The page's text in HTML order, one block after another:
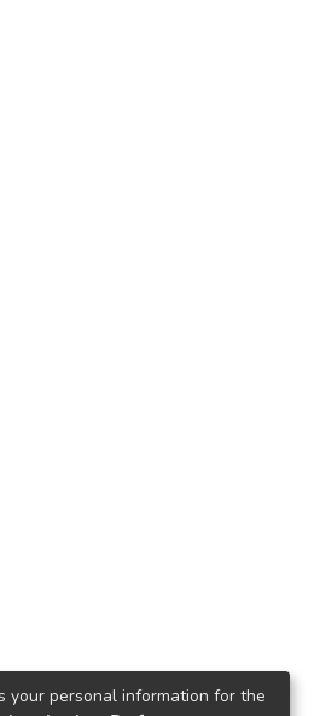
your personal information for the